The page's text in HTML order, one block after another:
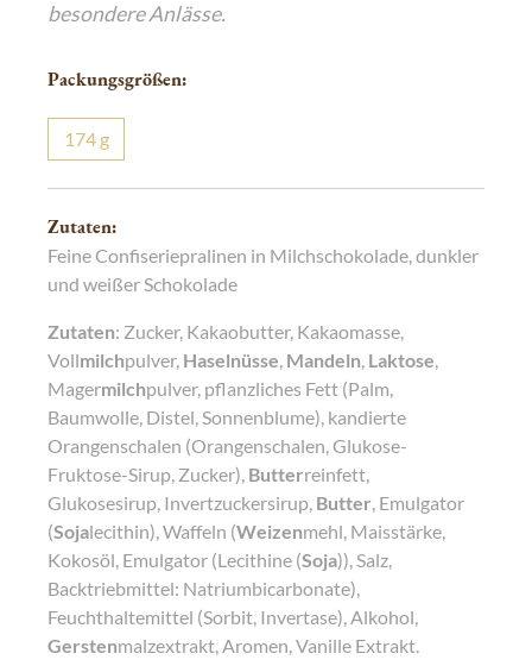
besondere Anlässe.
Packungsgrößen:
174 g
Zutaten:
Feine Confiseriepralinen in Milchschokolade, dunkler
und weißer Schokolade
Zutaten: Zucker, Kakaobutter, Kakaomasse,
Vollmilchpulver, Haselnüsse, Mandeln, Laktose,
Magermilchpulver, pflanzliches Fett (Palm,
Baumwolle, Distel, Sonnenblume), kandierte
Orangenschalen (Orangenschalen, Glukose-
Fruktose-Sirup, Zucker), Butterreinfett,
Glukosesirup, Invertzuckersirup, Butter, Emulgator
(Sojalecithin), Waffeln (Weizenmehl, Maisstärke,
Kokosöl, Emulgator (Lecithine (Soja)), Salz,
Backtriebmittel: Natriumbicarbonate),
Feuchthaltemittel (Sorbit, Invertase), Alkohol,
Gerstenmalzextrakt, Aromen, Vanille Extrakt.